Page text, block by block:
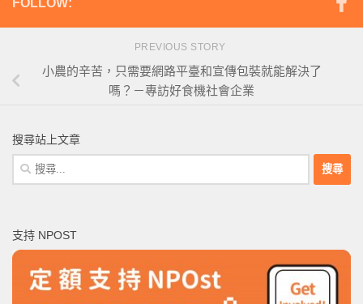
FOLLOW:
PREVIOUS STORY
小農的辛苦，只需要網路平臺和宣傳包裝就能解決了
嗎？－專訪好食機社會企業
搜尋站上文章
搜
尋
字:
支持 NPOST